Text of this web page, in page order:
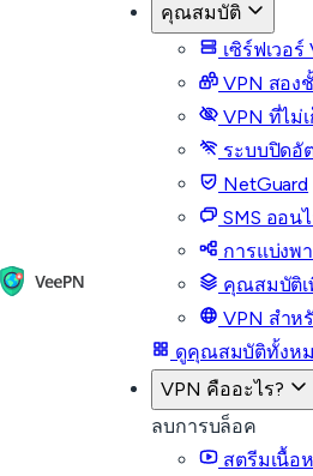
คุณสมบัติ
เซิร์ฟเวอร์
VPN สอง
VPN ที่ไม่
ระบบปิดอั
NetGuard
SMS ออน
การแบ่งพ
คุณสมบัติเ
VPN สำห
ดูคุณสมบัติทั้งห
VPN คืออะไร?
ลบการบล็อค
สตรีมเนื้อ